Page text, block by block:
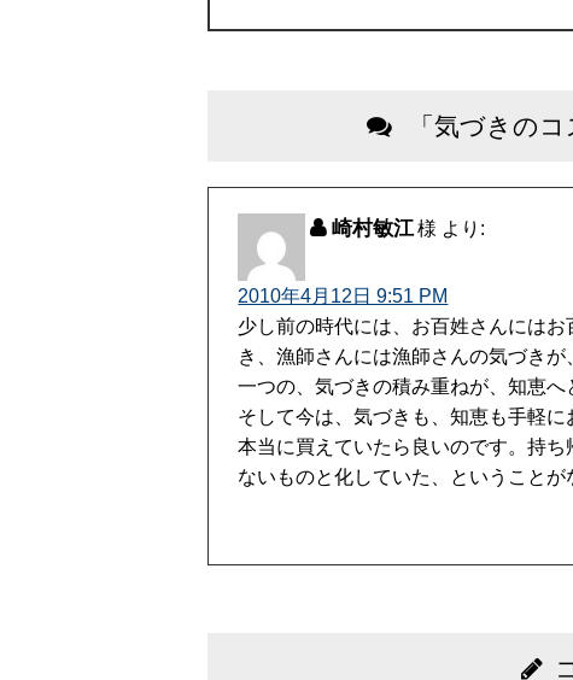
「気づきの
崎村敏江 より:
2010年4月12日 9:51 PM
少し前の時代には、お百姓さんには
き、漁師さんには漁師さんの気づき
一つの、気づきの積み重ねが、知恵へ
そして今は、気づきも、知恵も手軽
本当に買えていたら良いのです。持
ないものと化していた、ということが